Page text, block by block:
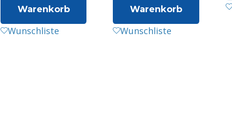
Warenkorb
Wunschliste
Warenkorb
Wunschliste